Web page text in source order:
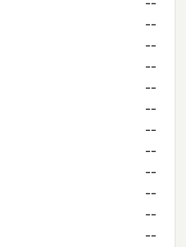
--
--
--
--
--
--
--
--
--
--
--